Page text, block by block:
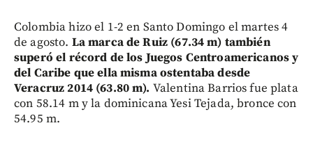
Colombia hizo el 1-2 en Santo Domingo el martes 4
de agosto. La marca de Ruiz (67.34 m) también
superó el récord de los Juegos Centroamericanos y
del Caribe que ella misma ostentaba desde
Veracruz 2014 (63.80 m). Valentina Barrios fue plata
con 58.14 m y la dominicana Yesi Tejada, bronce con
54.95 m.